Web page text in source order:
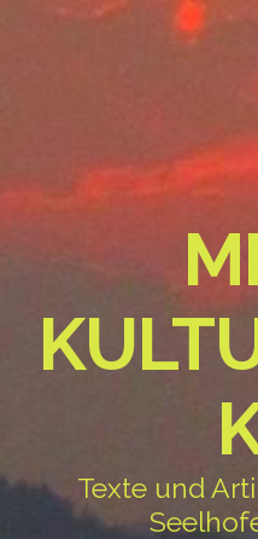
Texte und